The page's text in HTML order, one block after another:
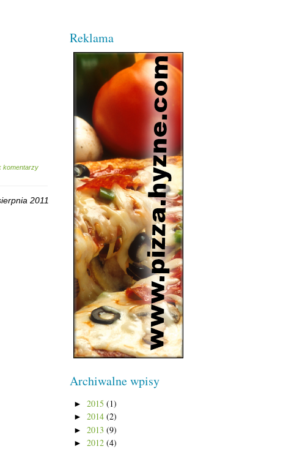
komentarzy
2011
Reklama
Archiwalne wpisy
► 2015 (1)
► 2014 (2)
► 2013 (9)
► 2012 (4)